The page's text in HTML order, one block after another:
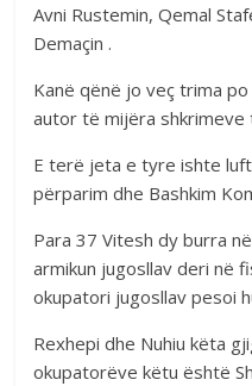
Avni Rustemin, Qemal
Demaçin .
Kanë qënë jo veç trima
autor të mijëra shkrimeve
E terë jeta e tyre ishte
përparim dhe Bashkim
Para 37 Vitesh dy burra
armikun jugosllav deri në
okupatori jugosllav pesoi
Rexhepi dhe Nuhiu këta
okupatorëve këtu është